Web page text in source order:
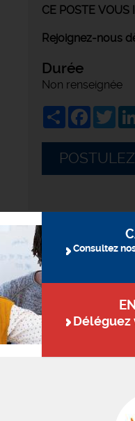
CE POSTE VOUS
Rejoignez-nous
Durée
Non renseignée
Share
POSTULEZ
Consultez